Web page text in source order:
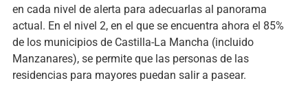
en cada nivel de alerta para adecuarlas al panorama
actual. En el nivel 2, en el que se encuentra ahora el 85%
de los municipios de Castilla-La Mancha (incluido
Manzanares), se permite que las personas de las
residencias para mayores puedan salir a pasear.